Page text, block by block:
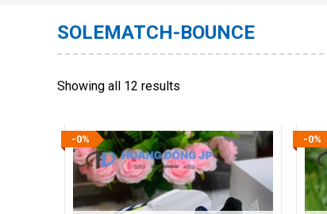
SOLEMATCH-BOUNCE
Showing all 12 results
-0% -0%